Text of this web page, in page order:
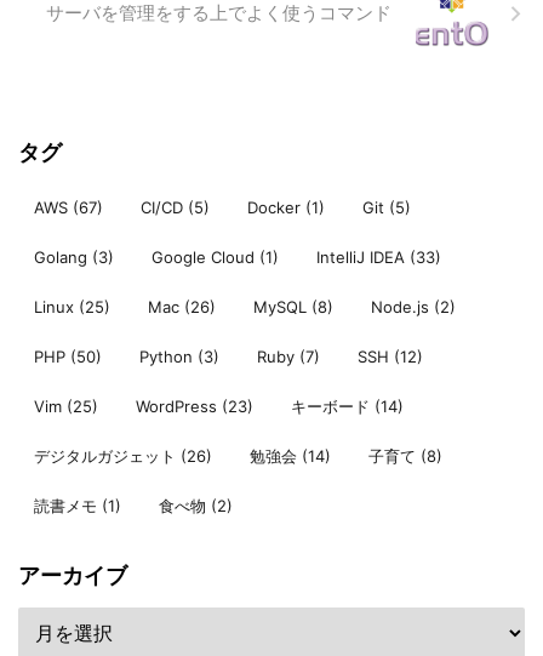
サーバを管理をする上でよく使うコマンド
タグ
AWS (67) CI/CD (5) Docker (1) Git (5)
Golang (3) Google Cloud (1) IntelliJ IDEA (33)
Linux (25) Mac (26) MySQL (8) Node.js (2)
PHP (50) Python (3) Ruby (7) SSH (12)
Vim (25) WordPress (23) キーボード (14)
デジタルガジェット (26) 勉強会 (14) 子育て (8)
読書メモ (1) 食べ物 (2)
アーカイブ